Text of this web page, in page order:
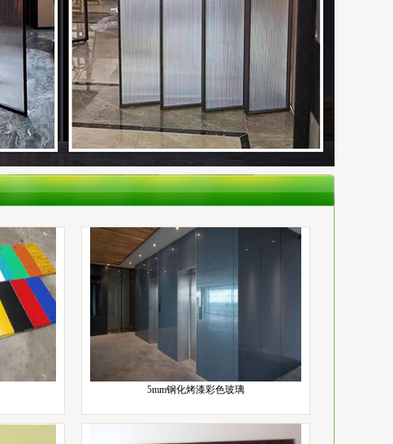
5mm钢化烤漆彩色玻璃